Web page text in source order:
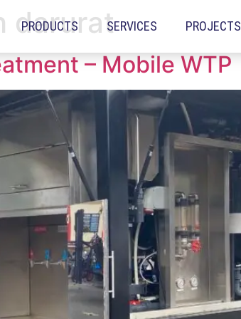
PRODUCTS SERVICES PROJECTS
darurat
– Mobile WTP